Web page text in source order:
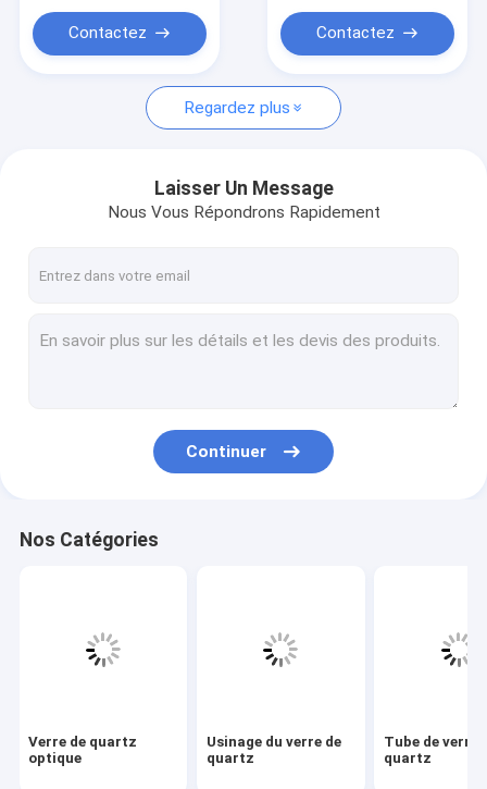
Nous contacter
Les affaires
Verre de quartz optique
Tube en verre borosilicaté
Pièces de rechange laser
Appareil à quartz
Pièces en verre personnalisées
Contactez Contactez
Regardez plus
Laisser Un Message
Nous Vous Répondrons Rapidement
Continuer
Nos Catégories
Verre de quartz
optique
Usinage du verre de
quartz
Tube de verre
quartz